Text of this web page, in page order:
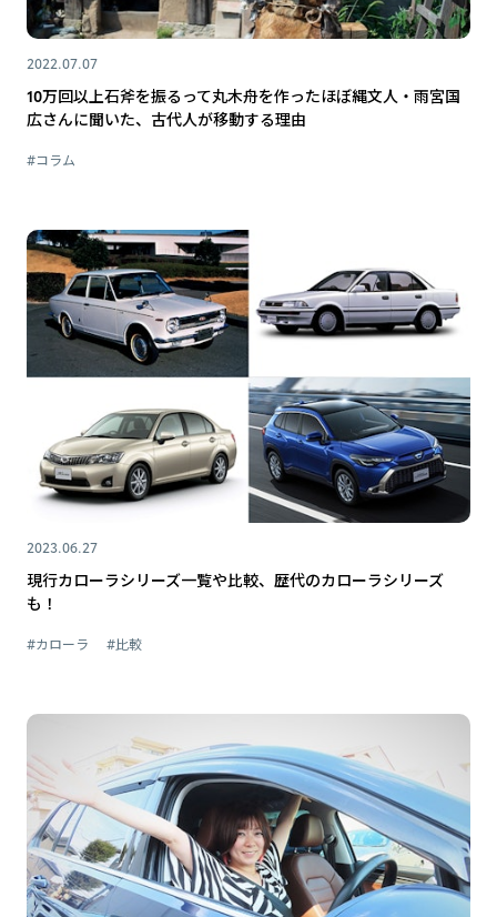
2022.07.07
10万回以上石斧を振るって丸木舟を作ったほぼ縄文人・雨宮国
広さんに聞いた、古代人が移動する理由
#コラム
2023.06.27
現行カローラシリーズ一覧や比較、歴代のカローラシリーズ
も！
#カローラ #比較